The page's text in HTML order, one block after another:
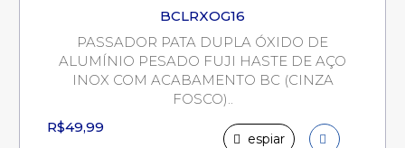
BCLRXOG16
PASSADOR PATA DUPLA ÓXIDO DE
ALUMÍNIO PESADO FUJI HASTE DE AÇO
INOX COM ACABAMENTO BC (CINZA
FOSCO)..
R$49,99
espiar